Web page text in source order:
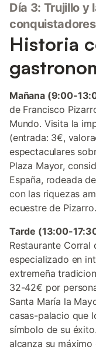
Día 3: Trujillo y
conquistadores
Historia
Mañana (9:00-
de Francisco
Mundo. Visita la
(entrada: 3€,
espectaculares
Plaza Mayor,
España, rodeada
con las riquezas
ecuestre de Pizarro.
Tarde (13:00-
Restaurante Corral
especializado en
extremeña
32-42€ por
Santa María la
casas-palacio que
símbolo de su
alcanza su